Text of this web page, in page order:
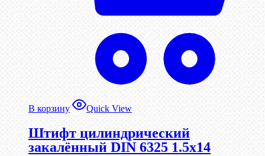
В корзину Quick View
Штифт цилиндрический
закалённый DIN 6325 1.5х14